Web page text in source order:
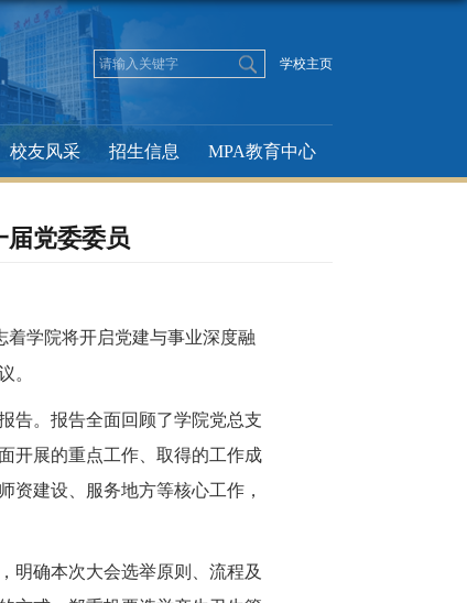
学校主页
校友风采 招生信息 MPA教育中心
届党委委员
着学院将开启党建与事业深度融
。
告。报告全面回顾了学院党总支
开展的重点工作、取得的工作成
资建设、服务地方等核心工作，
明确本次大会选举原则、流程及